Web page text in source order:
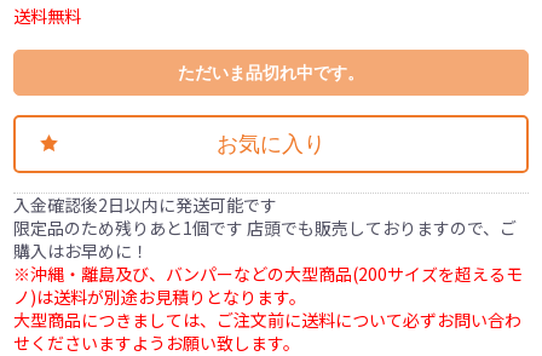
送料無料
ただいま品切れ中です。
お気に入り
入金確認後2日以内に発送可能です
限定品のため残りあと1個です 店頭でも販売しておりますので、ご
購入はお早めに！
※沖縄・離島及び、バンパーなどの大型商品(200サイズを超えるモ
ノ)は送料が別途お見積りとなります。
大型商品につきましては、ご注文前に送料について必ずお問い合わ
せくださいますようお願い致します。